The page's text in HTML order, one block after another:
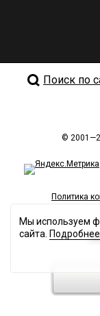
Поиск по
©
Политика
Мы используем
сайта. Подробнее